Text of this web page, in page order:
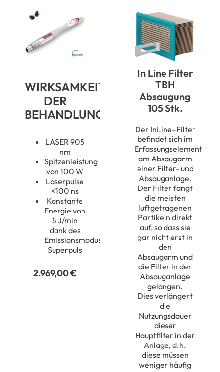
WIRKSAMKEIT
DER
BEHANDLUNG
LASER 905
nm
Spitzenleistung
von 100 W
Laserpulse
<100 ns
Konstante
Energie von
5 J/min
dank des
Emissionsmodus
Superpuls
2.969,00€
In Line Filter
TBH
Absaugung
105 Stk.
Der InLine–Filter
befindet sich im
Erfassungselement
am Absaugarm
einer Filter- und
Absauganlage.
Der Filter fängt
die meisten
luftgetragenen
Partikeln direkt
auf, so dass sie
gar nicht erst in
den
Absaugarm und
die Filter in der
Absauganlage
gelangen.
Diesverlängert
die
Nutzungsdauer
dieser
Hauptfilter in der
Anlage, d.h.
diese müssen
weniger häufig